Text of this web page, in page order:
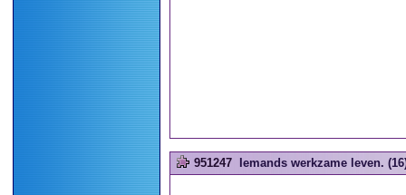
951247 Iemands werkzame leven.